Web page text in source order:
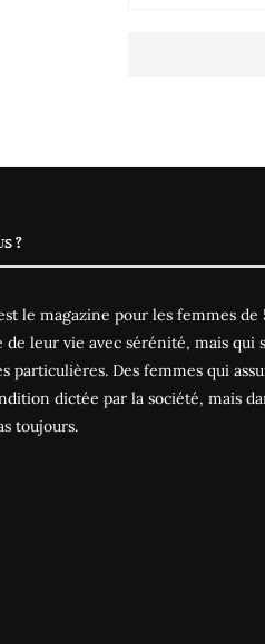
?
le magazine pour les femmes
leur vie avec sérénité, mais qui
particulières. Des femmes qui
dictée par la société, mais
toujours.